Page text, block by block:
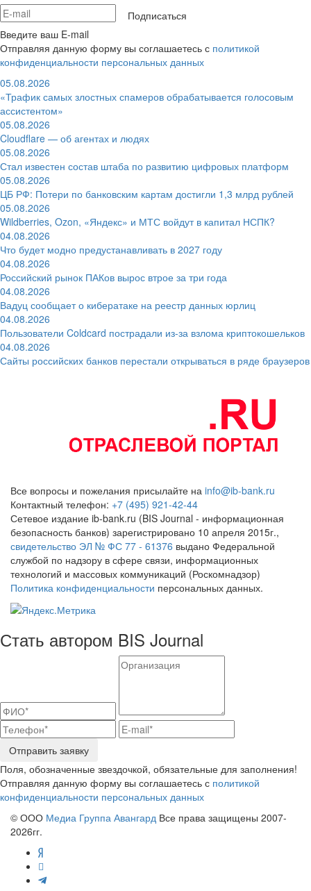
Подписаться
Введите ваш E-mail
Отправляя данную форму вы соглашаетесь с политикой
конфиденциальности персональных данных
05.08.2026
«Трафик самых злостных спамеров обрабатывается голосовым
ассистентом»
05.08.2026
Cloudflare — об агентах и людях
05.08.2026
Стал известен состав штаба по развитию цифровых платформ
05.08.2026
ЦБ РФ: Потери по банковским картам достигли 1,3 млрд рублей
05.08.2026
Wildberries, Ozon, «Яндекс» и МТС войдут в капитал НСПК?
04.08.2026
Что будет модно предустанавливать в 2027 году
04.08.2026
Российский рынок ПАКов вырос втрое за три года
04.08.2026
Вадуц сообщает о кибератаке на реестр данных юрлиц
04.08.2026
Пользователи Coldcard пострадали из-за взлома криптокошельков
04.08.2026
Сайты российских банков перестали открываться в ряде браузеров
Все вопросы и пожелания присылайте на info@ib-bank.ru
Контактный телефон: +7 (495) 921-42-44
Сетевое издание ib-bank.ru (BIS Journal - информационная
безопасность банков) зарегистрировано 10 апреля 2015г.,
свидетельство ЭЛ № ФС 77 - 61376 выдано Федеральной
службой по надзору в сфере связи, информационных
технологий и массовых коммуникаций (Роскомнадзор)
Политика конфиденциальности персональных данных.
Стать автором BIS Journal
Отправить заявку
Поля, обозначенные звездочкой, обязательные для заполнения!
Отправляя данную форму вы соглашаетесь с политикой
конфиденциальности персональных данных
© ООО Медиа Группа Авангард Все права защищены 2007-
2026гг.